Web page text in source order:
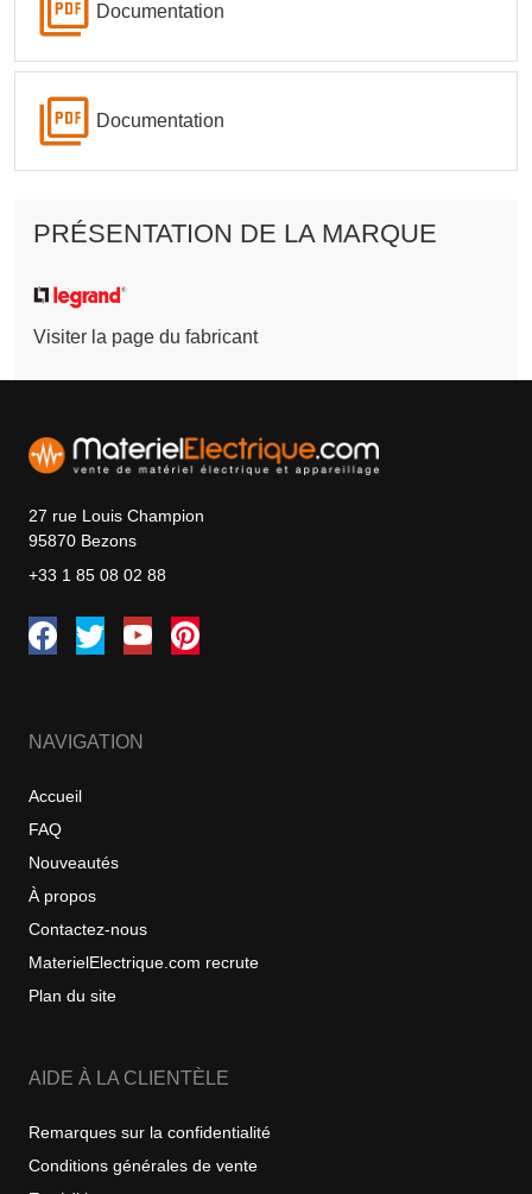
Documentation
Documentation
PRÉSENTATION DE LA MARQUE
Visiter la page du fabricant
27 rue Louis Champion
95870 Bezons
+33 1 85 08 02 88
NAVIGATION
Accueil
FAQ
Nouveautés
À propos
Contactez-nous
MaterielElectrique.com recrute
Plan du site
AIDE À LA CLIENTÈLE
Remarques sur la confidentialité
Conditions générales de vente